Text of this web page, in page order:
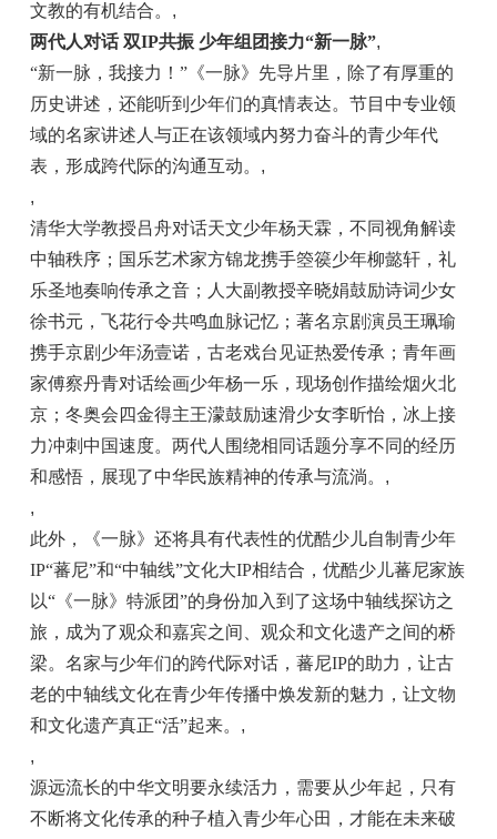
文教的有机结合。 ,
两代人对话 双IP共振 少年组团接力“新一脉”,
“新一脉，我接力！”《一脉》先导片里，除了有厚重的
历史讲述，还能听到少年们的真情表达。节目中专业领
域的名家讲述人与正在该领域内努力奋斗的青少年代
表，形成跨代际的沟通互动。 ,
,
清华大学教授吕舟对话天文少年杨天霖，不同视角解读
中轴秩序；国乐艺术家方锦龙携手箜篌少年柳懿轩，礼
乐圣地奏响传承之音；人大副教授辛晓娟鼓励诗词少女
徐书元，飞花行令共鸣血脉记忆；著名京剧演员王珮瑜
携手京剧少年汤壹诺，古老戏台见证热爱传承；青年画
家傅察丹青对话绘画少年杨一乐，现场创作描绘烟火北
京；冬奥会四金得主王濛鼓励速滑少女李昕怡，冰上接
力冲刺中国速度。两代人围绕相同话题分享不同的经历
和感悟，展现了中华民族精神的传承与流淌。 ,
,
此外，《一脉》还将具有代表性的优酷少儿自制青少年
IP“蕃尼”和“中轴线”文化大IP相结合，优酷少儿蕃尼家族
以“《一脉》特派团”的身份加入到了这场中轴线探访之
旅，成为了观众和嘉宾之间、观众和文化遗产之间的桥
梁。名家与少年们的跨代际对话，蕃尼IP的助力，让古
老的中轴线文化在青少年传播中焕发新的魅力，让文物
和文化遗产真正“活”起来。 ,
,
源远流长的中华文明要永续活力，需要从少年起，只有
不断将文化传承的种子植入青少年心田，才能在未来破